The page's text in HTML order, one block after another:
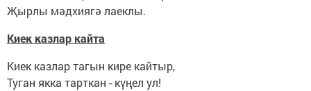
Җырлы мәдхиягә лаеклы.
Киек казлар кайта
Киек казлар тагын кире кайтыр,
Туган якка тарткан - күңел ул!